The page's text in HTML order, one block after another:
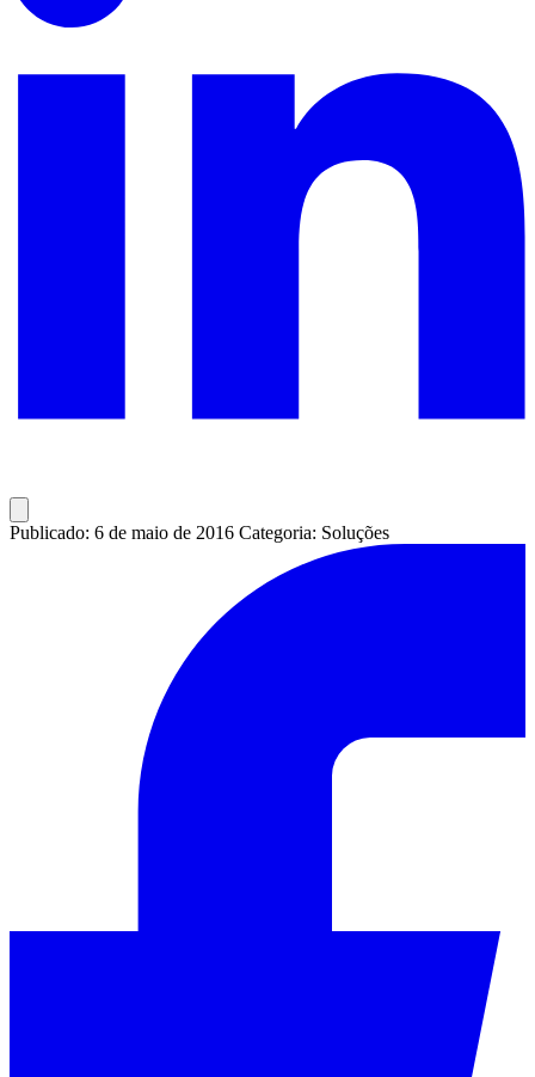
Publicado: 6 de maio de 2016 Categoria: Soluções